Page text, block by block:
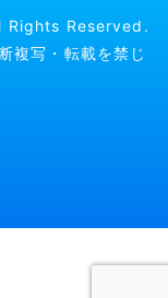
Rights Reserved.
複写・転載を禁じ